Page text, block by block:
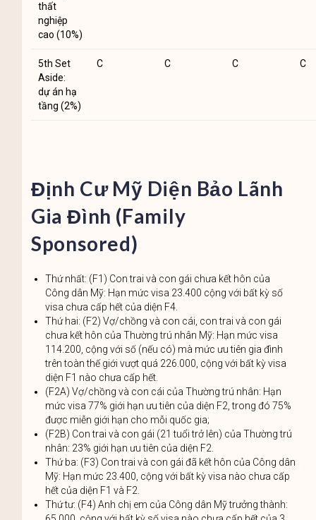
thất
nghiệp
cao (10%)
5th Set
Aside:
dự án hạ
tầng (2%)
C C C C
Định Cư Mỹ Diện Bảo Lãnh
Gia Đình (Family
Sponsored)
Thứ nhất: (F1) Con trai và con gái chưa kết hôn của
Công dân Mỹ: Hạn mức visa 23.400 cộng với bất kỳ số
visa chưa cấp hết của diện F4.
Thứ hai: (F2) Vợ/chồng và con cái, con trai và con gái
chưa kết hôn của Thường trú nhân Mỹ: Hạn mức visa
114.200, cộng với số (nếu có) mà mức ưu tiên gia đình
trên toàn thế giới vượt quá 226.000, cộng với bất kỳ visa
diện F1 nào chưa cấp hết.
(F2A) Vợ/chồng và con cái của Thường trú nhân: Hạn
mức visa 77% giới hạn ưu tiên của diện F2, trong đó 75%
được miễn giới hạn cho mỗi quốc gia;
(F2B) Con trai và con gái (21 tuổi trở lên) của Thường trú
nhân: 23% giới hạn ưu tiên của diện F2.
Thứ ba: (F3) Con trai và con gái đã kết hôn của Công dân
Mỹ: Hạn mức 23.400, cộng với bất kỳ visa nào chưa cấp
hết của diện F1 và F2.
Thứ tư: (F4) Anh chị em của Công dân Mỹ trưởng thành: